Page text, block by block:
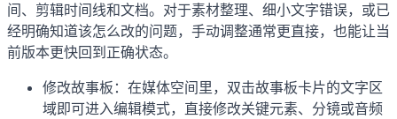
间、剪辑时间线和文档。对于素材整理、细小文字错误，或已
经明确知道该怎么改的问题，手动调整通常更直接，也能让当
前版本更快回到正确状态。
修改故事板：在媒体空间里，双击故事板卡片的文字区
域即可进入编辑模式，直接修改关键元素、分镜或音频